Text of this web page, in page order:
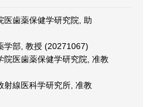
医歯薬保健学研究院, 助
学部, 教授 (20271067)
院医歯薬保健学研究院, 准教
射線医科学研究所, 准教